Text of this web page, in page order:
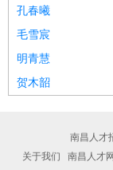
孔春曦
毛雪宸
明青慧
贺木韶
南昌人才
关于我们
南昌人才网